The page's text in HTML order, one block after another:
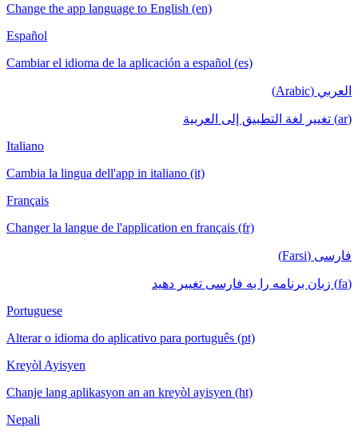
Change the app language to English (en)
Español
Cambiar el idioma de la aplicación a español (es)
العربي (Arabic)
(ar) تغيير لغة التطبيق إلى العربية
Italiano
Cambia la lingua dell'app in italiano (it)
Français
Changer la langue de l'application en français (fr)
فارسی (Farsi)
(fa) زبان برنامه را به فارسی تغییر دهید
Portuguese
Alterar o idioma do aplicativo para português (pt)
Kreyòl Ayisyen
Chanje lang aplikasyon an an kreyòl ayisyen (ht)
Nepali